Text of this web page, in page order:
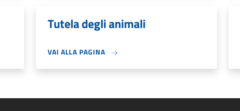
Tutela degli animali
VAI ALLA PAGINA